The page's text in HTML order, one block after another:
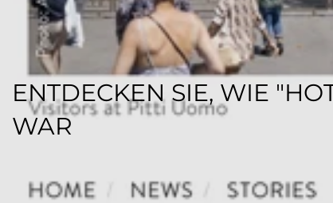
ENTDECKEN SIE, WIE
WAR